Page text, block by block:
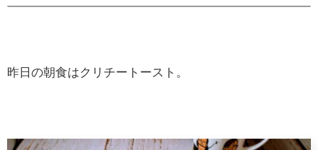
昨日の朝食はクリチートースト。